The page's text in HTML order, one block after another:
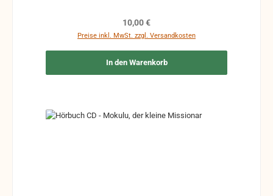
Regulärer Preis:
10,00 €
Preise inkl. MwSt. zzgl. Versandkosten
In den Warenkorb